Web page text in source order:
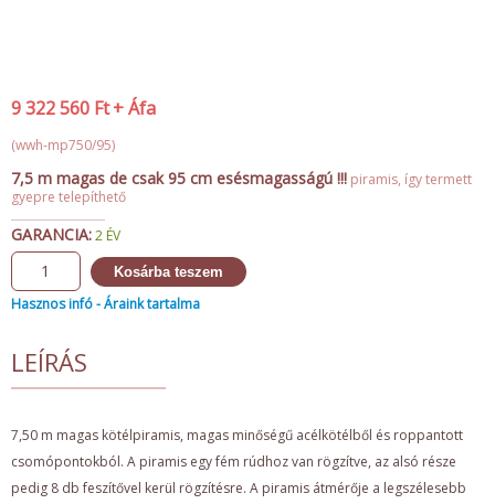
9 322 560 Ft+ Áfa
(wwh-mp750/95)
7,5 m magas de csak 95 cm esésmagasságú !!! piramis, így termett
gyepre telepíthető
GARANCIA:2 ÉV
Kosárba teszem
Hasznos infó - Áraink tartalma
LEÍRÁS
7,50 m magas kötélpiramis, magas minőségű acélkötélből és roppantott
csomópontokból. A piramis egy fém rúdhoz van rögzítve, az alsó része
pedig 8 db feszítővel kerül rögzítésre. A piramis átmérője a legszélesebb